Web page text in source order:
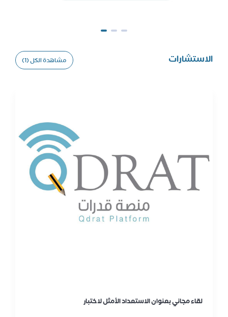
الاستشارات مشاهدة الكل (1)
لقاء مجاني بعنوان الاستعداد الأمثل لاختبار